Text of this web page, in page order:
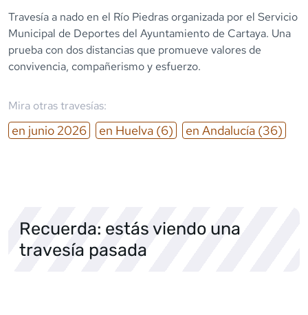
Travesía a nado en el Río Piedras organizada por el Servicio
Municipal de Deportes del Ayuntamiento de Cartaya. Una
prueba con dos distancias que promueve valores de
convivencia, compañerismo y esfuerzo.
Mira otras travesías:
en junio 2026 en Huelva (6) en Andalucía (36)
Recuerda: estás viendo una
travesía pasada